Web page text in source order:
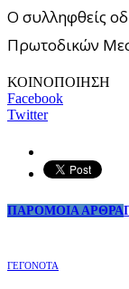
Ο συλληφθείς
Πρωτοδικών
ΚΟΙΝΟΠΟΙΗΣΗ
Facebook
Twitter
ΠΑΡΟΜΟΙΑ ΑΡΘΡΑ
ΓΕΓΟΝΟΤΑ